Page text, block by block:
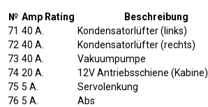
№ Amp Rating
Beschreibung
71 40 A.
Kondensatorlüfter (links)
72 40 A.
Kondensatorlüfter (rechts)
73 40 A.
Vakuumpumpe
74 20 A.
12V Antriebsschiene (Kabine)
75 5 A.
Servolenkung
76 5 A.
Abs